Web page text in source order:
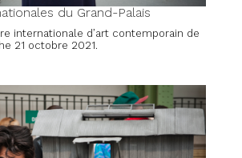
du Grand-Palais
internationale d’art contemporain de
21 octobre 2021.